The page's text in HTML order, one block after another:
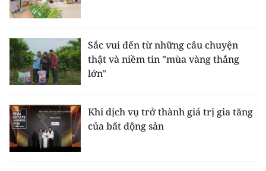
Sắc vui đến từ những câu chuyện
thật và niềm tin "mùa vàng thắng
lớn"
Khi dịch vụ trở thành giá trị gia tăng
của bất động sản